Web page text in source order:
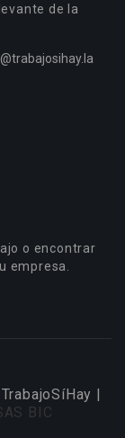
de la
o encontrar
empresa.
|
BIC